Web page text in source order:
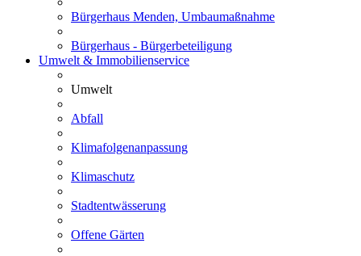
Bürgerhaus Menden, Umbaumaßnahme
Bürgerhaus - Bürgerbeteiligung
Umwelt & Immobilienservice
Umwelt
Abfall
Klimafolgenanpassung
Klimaschutz
Stadtentwässerung
Offene Gärten